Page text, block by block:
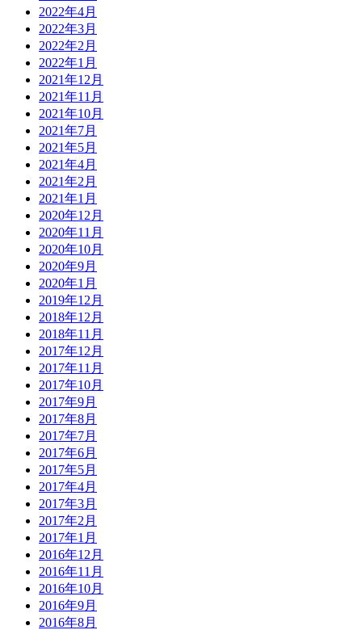
2022年4月
2022年3月
2022年2月
2022年1月
2021年12月
2021年11月
2021年10月
2021年7月
2021年5月
2021年4月
2021年2月
2021年1月
2020年12月
2020年11月
2020年10月
2020年9月
2020年1月
2019年12月
2018年12月
2018年11月
2017年12月
2017年11月
2017年10月
2017年9月
2017年8月
2017年7月
2017年6月
2017年5月
2017年4月
2017年3月
2017年2月
2017年1月
2016年12月
2016年11月
2016年10月
2016年9月
2016年8月